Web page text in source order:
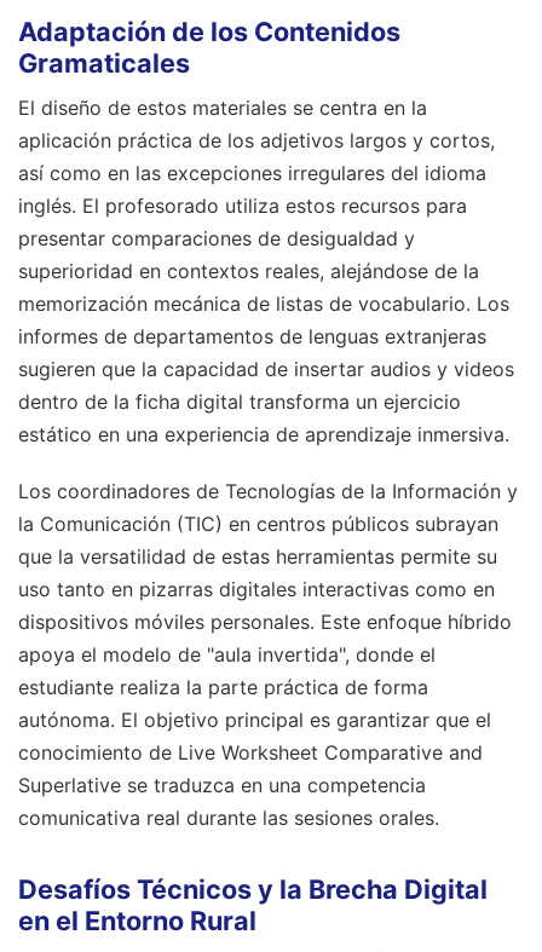
Adaptación de los Contenidos
Gramaticales
El diseño de estos materiales se centra en la
aplicación práctica de los adjetivos largos y cortos,
así como en las excepciones irregulares del idioma
inglés. El profesorado utiliza estos recursos para
presentar comparaciones de desigualdad y
superioridad en contextos reales, alejándose de la
memorización mecánica de listas de vocabulario. Los
informes de departamentos de lenguas extranjeras
sugieren que la capacidad de insertar audios y videos
dentro de la ficha digital transforma un ejercicio
estático en una experiencia de aprendizaje inmersiva.
Los coordinadores de Tecnologías de la Información y
la Comunicación (TIC) en centros públicos subrayan
que la versatilidad de estas herramientas permite su
uso tanto en pizarras digitales interactivas como en
dispositivos móviles personales. Este enfoque híbrido
apoya el modelo de "aula invertida", donde el
estudiante realiza la parte práctica de forma
autónoma. El objetivo principal es garantizar que el
conocimiento de Live Worksheet Comparative and
Superlative se traduzca en una competencia
comunicativa real durante las sesiones orales.
Desafíos Técnicos y la Brecha Digital
en el Entorno Rural